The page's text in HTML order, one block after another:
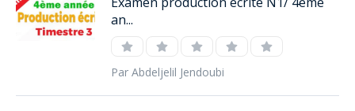
an...
Par Abdeljelil Jendoubi